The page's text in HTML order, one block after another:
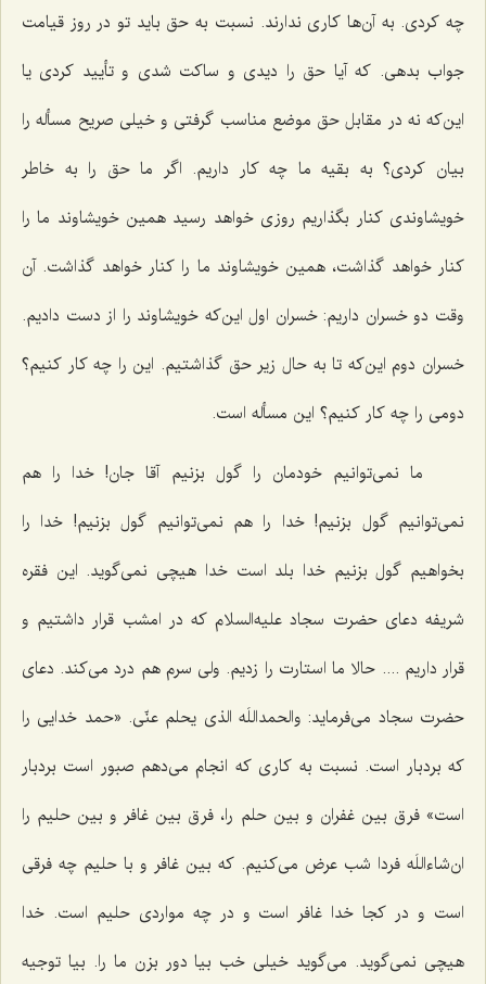
چه کردی. به آن‌ها کاری ندارند. نسبت به حق باید تو در روز قیامت
جواب بدهی. که آیا حق را دیدی و ساکت شدی و تأیید کردی یا
این‌که نه در مقابل حق موضع مناسب گرفتی و خیلی صریح مسأله را
بیان کردی؟ به بقیه ما چه کار داریم. اگر ما حق را به خاطر
خویشاوندی کنار بگذاریم روزی خواهد رسید همین خویشاوند ما را
کنار خواهد گذاشت، همین خویشاوند ما را کنار خواهد گذاشت. آن
وقت دو خسران داریم: خسران اول این‌که خویشاوند را از دست دادیم.
خسران دوم این‌که تا به حال زیر حق گذاشتیم. این را چه کار کنیم؟
دومی را چه کار کنیم؟ این مسأله است.
ما نمی‌توانیم خودمان را گول بزنیم آقا جان! خدا را هم
نمی‌توانیم گول بزنیم! خدا را هم نمی‌توانیم گول بزنیم! خدا را
بخواهیم گول بزنیم خدا بلد است خدا هیچی نمی‌گوید. این فقره
شریفه دعای حضرت سجاد علیه‌السلام که در امشب قرار داشتیم و
قرار داریم .... حالا ما استارت را زدیم. ولی سرم هم درد می‌کند. دعای
حضرت سجاد می‌فرماید: والحمداللَه الذی یحلم عنّی. «حمد خدایی را
که بردبار است. نسبت به کاری که انجام می‌دهم صبور است بردبار
است» فرق بین غفران و بین حلم را، فرق بین غافر و بین حلیم را
ان‌شاءاللَه فردا شب عرض می‌کنیم. که بین غافر و با حلیم چه فرقی
است و در کجا خدا غافر است و در چه مواردی حلیم است. خدا
هیچی نمی‌گوید. می‌گوید خیلی خب بیا دور بزن ما را. بیا توجیه